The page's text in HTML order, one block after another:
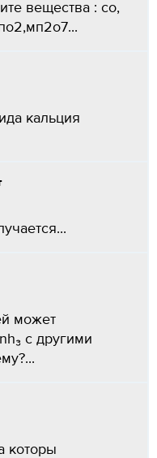
вещества : со,
кальция
может
с другими
которы